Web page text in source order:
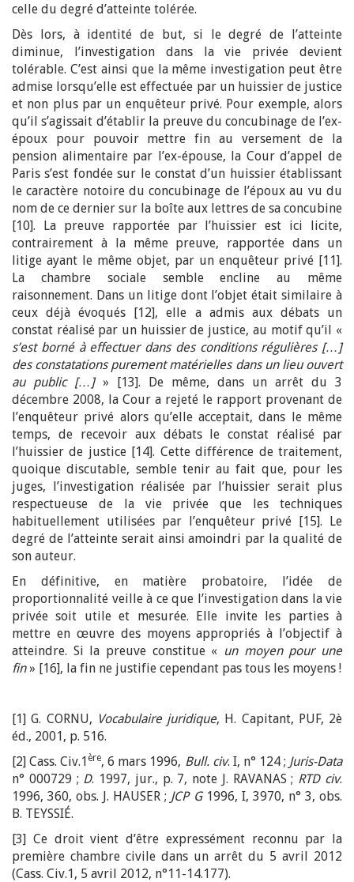
celle du degré d’atteinte tolérée.
Dès lors, à identité de but, si le degré de l’atteinte
diminue, l’investigation dans la vie privée devient
tolérable. C’est ainsi que la même investigation peut être
admise lorsqu’elle est effectuée par un huissier de justice
et non plus par un enquêteur privé. Pour exemple, alors
qu’il s’agissait d’établir la preuve du concubinage de l’ex-
époux pour pouvoir mettre fin au versement de la
pension alimentaire par l’ex-épouse, la Cour d’appel de
Paris s’est fondée sur le constat d’un huissier établissant
le caractère notoire du concubinage de l’époux au vu du
nom de ce dernier sur la boîte aux lettres de sa concubine
[10]. La preuve rapportée par l’huissier est ici licite,
contrairement à la même preuve, rapportée dans un
litige ayant le même objet, par un enquêteur privé [11].
La chambre sociale semble encline au même
raisonnement. Dans un litige dont l’objet était similaire à
ceux déjà évoqués [12], elle a admis aux débats un
constat réalisé par un huissier de justice, au motif qu’il «
s’est borné à effectuer dans des conditions régulières […]
des constatations purement matérielles dans un lieu ouvert
au public […]» [13]. De même, dans un arrêt du 3
décembre 2008, la Cour a rejeté le rapport provenant de
l’enquêteur privé alors qu’elle acceptait, dans le même
temps, de recevoir aux débats le constat réalisé par
l’huissier de justice [14]. Cette différence de traitement,
quoique discutable, semble tenir au fait que, pour les
juges, l’investigation réalisée par l’huissier serait plus
respectueuse de la vie privée que les techniques
habituellement utilisées par l’enquêteur privé [15]. Le
degré de l’atteinte serait ainsi amoindri par la qualité de
son auteur.
En définitive, en matière probatoire, l’idée de
proportionnalité veille à ce que l’investigation dans la vie
privée soit utile et mesurée. Elle invite les parties à
mettre en œuvre des moyens appropriés à l’objectif à
atteindre. Si la preuve constitue « un moyen pour une
fin» [16], la fin ne justifie cependant pas tous les moyens !
[1] G. CORNU, Vocabulaire juridique, H. Capitant, PUF, 2è
éd., 2001, p. 516.
[2] Cass. Civ.1 ère, 6 mars 1996, Bull. civ. I, n° 124 ; Juris-Data
n° 000729 ; D. 1997, jur., p. 7, note J. RAVANAS ; RTD civ.
1996, 360, obs. J. HAUSER ; JCP G1996, I, 3970, n° 3, obs.
B. TEYSSIÉ.
[3] Ce droit vient d’être expressément reconnu par la
première chambre civile dans un arrêt du 5 avril 2012
(Cass. Civ.1, 5 avril 2012, n°11-14.177).